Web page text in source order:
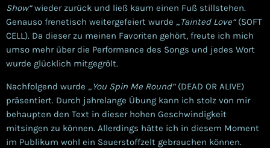
Show“wieder zurück und ließ kaum einen Fuß stillstehen.
Genauso frenetisch weitergefeiert wurde „Tainted Love“(SOFT
CELL). Da dieser zu meinen Favoriten gehört, freute ich mich
umso mehr über die Performance des Songs und jedes Wort
wurde glücklich mitgegrölt.
Nachfolgend wurde „You Spin Me Round“(DEAD OR ALIVE)
präsentiert. Durch jahrelange Übung kann ich stolz von mir
behaupten den Text in dieser hohen Geschwindigkeit
mitsingen zu können. Allerdings hätte ich in diesem Moment
im Publikum wohl ein Sauerstoffzelt gebrauchen können.